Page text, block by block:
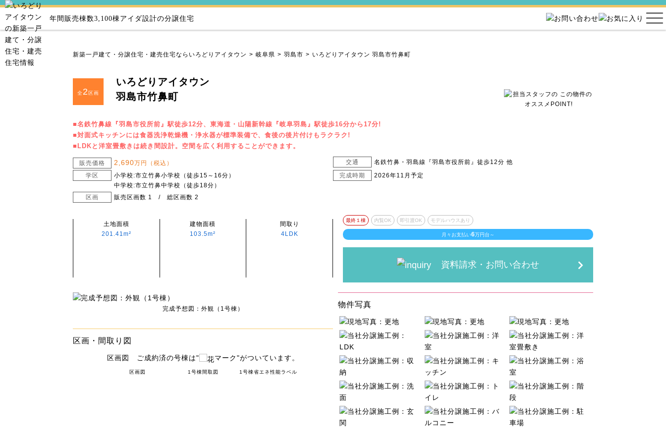
年間販売棟数3,100棟アイダ設計の分譲住宅
新築一戸建て・分譲住宅・建売住宅ならいろどりアイタウン 岐阜県 羽島市 いろどりアイタウン 羽島市竹鼻町
全2 区画
いろどりアイタウン
羽島市竹鼻町
■名鉄竹鼻線『羽島市役所前』駅徒歩12分、東海道・山陽新幹線『岐阜羽島』駅徒歩16分から17分!
■対面式キッチンには食器洗浄乾燥機・浄水器が標準装備で、食後の後片付けもラクラク!
■LDKと洋室畳敷きは続き間設計。空間を広く利用することができます。
販売価格 2,690万円（税込） 交通
名鉄竹鼻・羽島線『羽島市役所前』徒歩12分 他
学区
小学校:市立竹鼻小学校（徒歩15～16分）
中学校:市立竹鼻中学校（徒歩18分）
完成時期 2026年11月予定
区画 販売区画数 1 / 総区画数 2
土地面積
201.41m²
建物面積
103.5m²
間取り
4LDK
最終１棟 内覧OK 即引渡OK モデルハウスあり
月々お支払い6万円台～
資料請求・お問い合わせ
完成予想図：外観（1号棟）
区画・間取り図
区画図 ご成約済の号棟は" マーク"がついています。
区画図 1号棟間取図 1号棟省エネ性能ラベル
物件写真